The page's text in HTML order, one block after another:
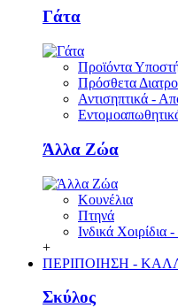
Γάτα
Προϊόντα
Πρόσθετα
Αντισηπτικά -
Άλλα Ζώα
Κουνέλια
Πτηνά
Ινδικά Χοιρίδια
+
ΠΕΡΙΠΟΙΗΣΗ -
Σκύλος